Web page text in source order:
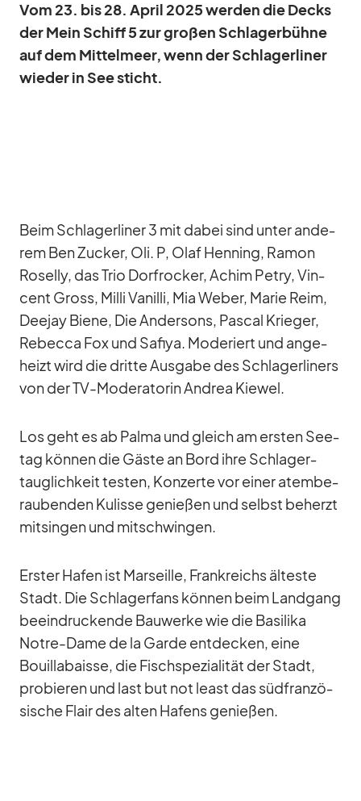
Vom 23. bis 28. April 2025 wer­den die Decks
der Mein Schiff 5 zur gro­ßen Schla­ger­bühne
auf dem Mit­tel­meer, wenn der Schla­ger­li­ner
wie­der in See sticht.
Beim Schla­ger­li­ner 3 mit da­bei sind un­ter an­de­
rem Ben Zu­cker, Oli. P, Olaf Hen­ning, Ra­mon
Ro­selly, das Trio Dorf­ro­cker, Achim Pe­try, Vin­
cent Gross, Milli Va­nilli, Mia We­ber, Ma­rie Reim,
Deejay Biene, Die An­der­sons, Pas­cal Krie­ger,
Re­becca Fox und Sa­fiya. Mo­de­riert und an­ge­
heizt wird die dritte Aus­gabe des Schla­ger­li­ners
von der TV-Mo­de­ra­to­rin An­drea Kie­wel.
Los geht es ab Palma und gleich am ers­ten See­
tag kön­nen die Gäste an Bord ihre Schla­ger­
taug­lich­keit tes­ten, Kon­zerte vor ei­ner atem­be­
rau­ben­den Ku­lisse ge­nie­ßen und selbst be­herzt
mit­sin­gen und mit­schwin­gen.
Ers­ter Ha­fen ist Mar­seille, Frank­reichs äl­teste
Stadt. Die Schla­ger­fans kön­nen beim Land­gang
be­ein­dru­ckende Bau­werke wie die Ba­si­lika
Notre-Dame de la Garde ent­de­cken, eine
Bouil­la­baisse, die Fisch­spe­zia­li­tät der Stadt,
pro­bie­ren und last but not least das süd­fran­zö­
si­sche Flair des al­ten Ha­fens ge­nie­ßen.